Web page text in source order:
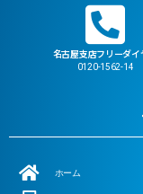
名古屋支店フリーダイ
0120-1562-14
ホーム